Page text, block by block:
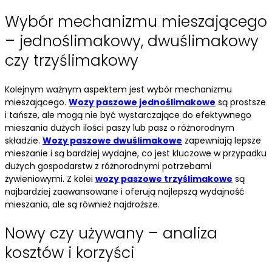
Wybór mechanizmu mieszającego
– jednoślimakowy, dwuślimakowy
czy trzyślimakowy
Kolejnym ważnym aspektem jest wybór mechanizmu
mieszającego. Wozy paszowe jednoślimakowe są prostsze
i tańsze, ale mogą nie być wystarczające do efektywnego
mieszania dużych ilości paszy lub pasz o różnorodnym
składzie. Wozy paszowe dwuślimakowe zapewniają lepsze
mieszanie i są bardziej wydajne, co jest kluczowe w przypadku
dużych gospodarstw z różnorodnymi potrzebami
żywieniowymi. Z kolei wozy paszowe trzyślimakowe są
najbardziej zaawansowane i oferują najlepszą wydajność
mieszania, ale są również najdroższe.
Nowy czy używany – analiza
kosztów i korzyści